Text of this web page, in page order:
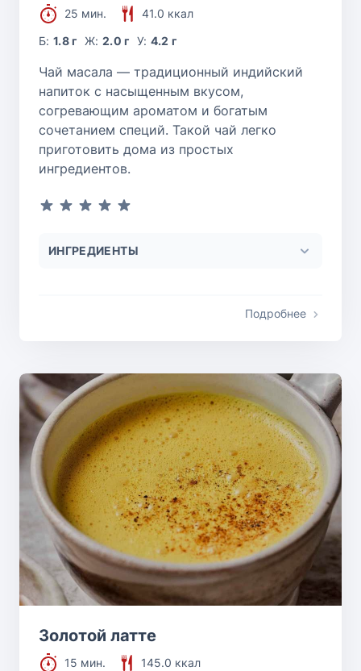
25 мин.
41.0 ккал
Б:1.8 г Ж: 2.0 г У: 4.2 г
Чай масала — традиционный индийский
напиток с насыщенным вкусом,
согревающим ароматом и богатым
сочетанием специй. Такой чай легко
приготовить дома из простых
ингредиентов.
ИНГРЕДИЕНТЫ
Подробнее
Золотой латте
15 мин.
145.0 ккал